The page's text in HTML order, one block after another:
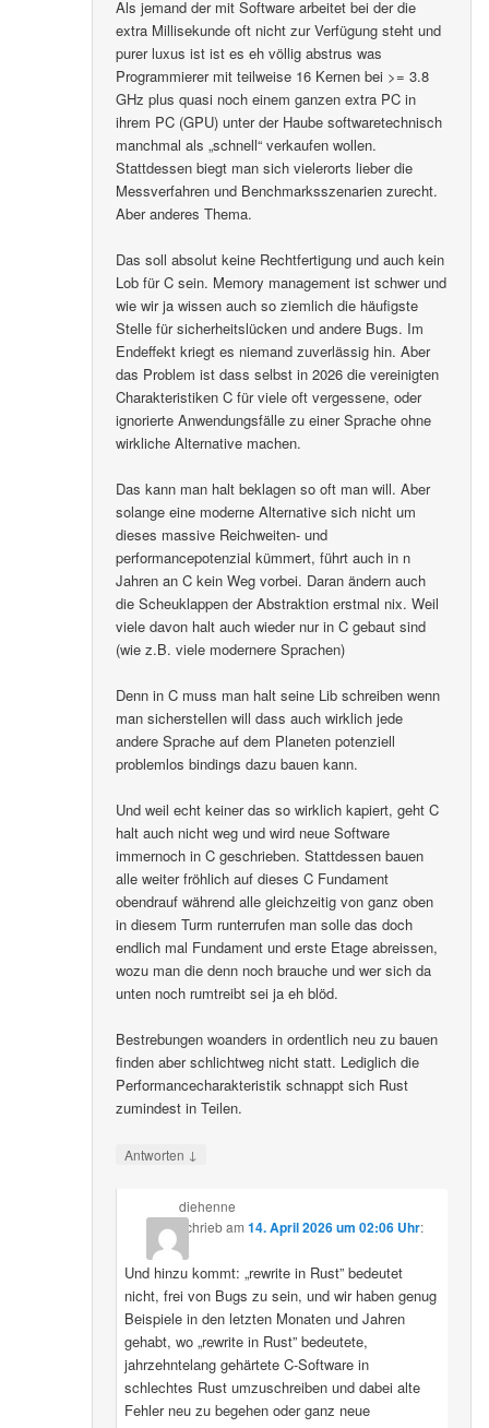
Als jemand der mit Software arbeitet bei der die
extra Millisekunde oft nicht zur Verfügung steht und
purer luxus ist ist es eh völlig abstrus was
Programmierer mit teilweise 16 Kernen bei >= 3.8
GHz plus quasi noch einem ganzen extra PC in
ihrem PC (GPU) unter der Haube softwaretechnisch
manchmal als „schnell“ verkaufen wollen.
Stattdessen biegt man sich vielerorts lieber die
Messverfahren und Benchmarksszenarien zurecht.
Aber anderes Thema.
Das soll absolut keine Rechtfertigung und auch kein
Lob für C sein. Memory management ist schwer und
wie wir ja wissen auch so ziemlich die häufigste
Stelle für sicherheitslücken und andere Bugs. Im
Endeffekt kriegt es niemand zuverlässig hin. Aber
das Problem ist dass selbst in 2026 die vereinigten
Charakteristiken C für viele oft vergessene, oder
ignorierte Anwendungsfälle zu einer Sprache ohne
wirkliche Alternative machen.
Das kann man halt beklagen so oft man will. Aber
solange eine moderne Alternative sich nicht um
dieses massive Reichweiten- und
performancepotenzial kümmert, führt auch in n
Jahren an C kein Weg vorbei. Daran ändern auch
die Scheuklappen der Abstraktion erstmal nix. Weil
viele davon halt auch wieder nur in C gebaut sind
(wie z.B. viele modernere Sprachen)
Denn in C muss man halt seine Lib schreiben wenn
man sicherstellen will dass auch wirklich jede
andere Sprache auf dem Planeten potenziell
problemlos bindings dazu bauen kann.
Und weil echt keiner das so wirklich kapiert, geht C
halt auch nicht weg und wird neue Software
immernoch in C geschrieben. Stattdessen bauen
alle weiter fröhlich auf dieses C Fundament
obendrauf während alle gleichzeitig von ganz oben
in diesem Turm runterrufen man solle das doch
endlich mal Fundament und erste Etage abreissen,
wozu man die denn noch brauche und wer sich da
unten noch rumtreibt sei ja eh blöd.
Bestrebungen woanders in ordentlich neu zu bauen
finden aber schlichtweg nicht statt. Lediglich die
Performancecharakteristik schnappt sich Rust
zumindest in Teilen.
Antworten ↓
diehenne
schriebam 14. April 2026 um 02:06 Uhr:
Und hinzu kommt: „rewrite in Rust” bedeutet
nicht, frei von Bugs zu sein, und wir haben genug
Beispiele in den letzten Monaten und Jahren
gehabt, wo „rewrite in Rust” bedeutete,
jahrzehntelang gehärtete C-Software in
schlechtes Rust umzuschreiben und dabei alte
Fehler neu zu begehen oder ganz neue